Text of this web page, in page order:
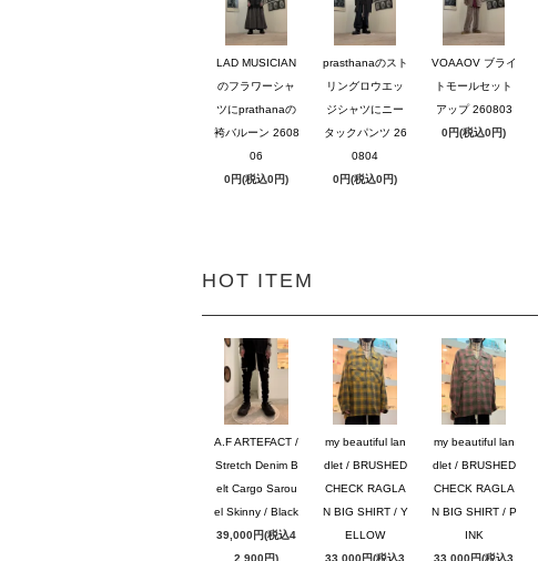
LAD MUSICIAN
のフラワーシャ
ツにprathanaの
袴バルーン 2608
06
0円(税込0円)
prasthanaのスト
リングロウエッ
ジシャツにニー
タックパンツ 26
0804
0円(税込0円)
VOAAOV ブライ
トモールセット
アップ 260803
0円(税込0円)
HOT ITEM
A.F ARTEFACT /
Stretch Denim B
elt Cargo Sarou
el Skinny / Black
39,000円(税込4
2,900円)
my beautiful lan
dlet / BRUSHED
CHECK RAGLA
N BIG SHIRT / Y
ELLOW
33,000円(税込3
my beautiful lan
dlet / BRUSHED
CHECK RAGLA
N BIG SHIRT / P
INK
33,000円(税込3